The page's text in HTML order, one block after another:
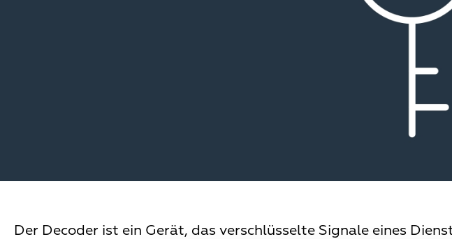
Der Decoder ist ein Gerät, das verschlüsselte Signale eines